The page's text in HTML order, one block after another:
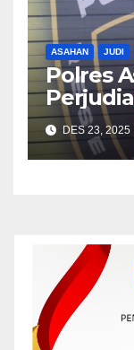
ASAHAN JUDI
Polres
DES 23, 2025